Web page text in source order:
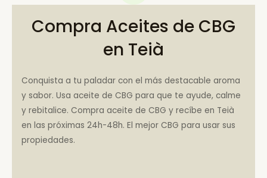
Compra Aceites de CBG
en Teià
Conquista a tu paladar con el más destacable aroma
y sabor. Usa aceite de CBG para que te ayude, calme
y rebitalice. Compra aceite de CBG y recíbe en Teià
en las próximas 24h-48h. El mejor CBG para usar sus
propiedades.